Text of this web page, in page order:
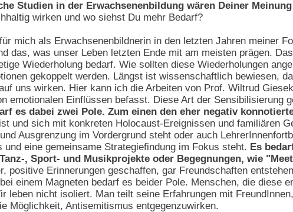
Studien in der Erwachsenenbildung wären Deiner
wirken und wo siehst Du mehr Bedarf?
mich als Erwachsenenbildnerin in den letzten Jahren meiner
das, was unser Leben letzten Ende mit am meisten prägen.
Wiederholung bedarf. Wie sollten diese Wiederholungen
gekoppelt werden. Längst ist wissenschaftlich bewiesen,
uns wirken. Hier kann ich die Arbeiten von Prof. Wiltrud
emotionalen Einflüssen befasst. Diese Art der Sensibilisierung
es dabei zwei Pole. Zum einen den eher negativ
und sich mit konkreten Holocaust-Ereignissen und familiären
Ausgrenzung im Vordergrund steht oder auch
eine gemeinsame Strategiefindung im Fokus steht. Es
, Sport- und Musikprojekte oder Begegnungen, wie
positive Erinnerungen geschaffen, gar Freundschaften
einem Magneten bedarf es beider Pole. Menschen, die diese
leben nicht isoliert. Man teilt seine Erfahrungen mit
Möglichkeit, Antisemitismus entgegenzuwirken.